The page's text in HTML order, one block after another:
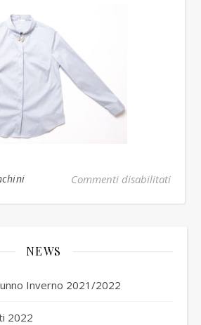
Commenti disabilitatisu
NEWS
Inverno 2021/2022
2022